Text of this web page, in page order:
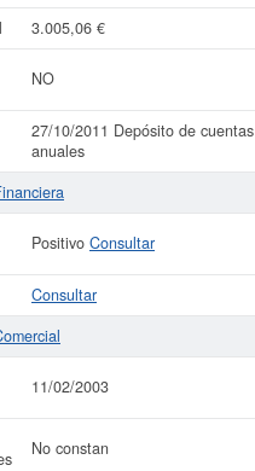
3.005,06 €
NO
27/10/2011 Depósito de cuentas
anuales
Positivo Consultar
Consultar
11/02/2003
No constan